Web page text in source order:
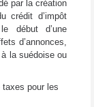
par la création
crédit d’impôt
début d’une
d’annonces,
la suédoise ou
taxes pour les